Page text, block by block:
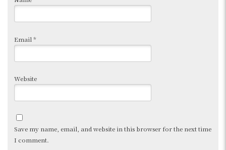
Email *
Website
Save my name, email, and website in this browser for the next time
I comment.